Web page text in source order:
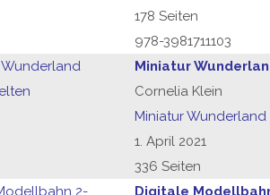
178 Seiten
978-3981711103
Miniatur
Cornelia Klein
Miniatur Wunderland
1. April 2021
336 Seiten
Digitale